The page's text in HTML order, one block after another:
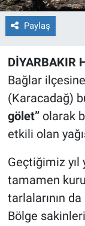
Paylaş
DİYARBAKIR
Bağlar
(Karacadağ)
gölet”olarak
etkili olan
Geçtiğimiz yıl
tamamen
tarlalarının
Bölge